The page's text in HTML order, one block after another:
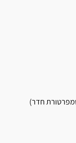
חדר)